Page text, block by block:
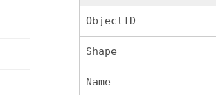
ObjectID
Shape
Name